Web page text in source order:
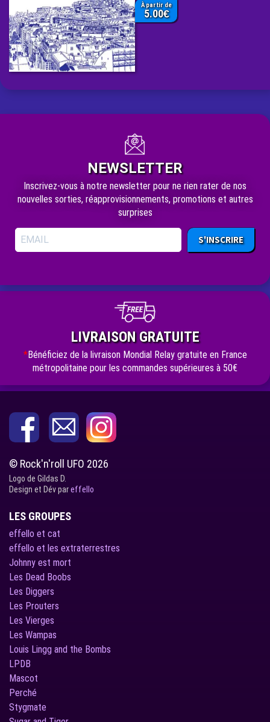
À partir de
5.00€
NEWSLETTER
Inscrivez-vous à notre newsletter pour ne rien rater de nos
nouvelles sorties, réapprovisionnements, promotions et autres
surprises
S'INSCRIRE
LIVRAISON GRATUITE
*Bénéficiez de la livraison Mondial Relay gratuite en France
métropolitaine pour les commandes supérieures à 50€
© Rock'n'roll UFO 2026
Logo de Gildas D.
Design et Dév pareffello
LES GROUPES
effello et cat
effello et les extraterrestres
Johnny est mort
Les Dead Boobs
Les Diggers
Les Prouters
Les Vierges
Les Wampas
Louis Lingg and the Bombs
LPDB
Mascot
Perché
Stygmate